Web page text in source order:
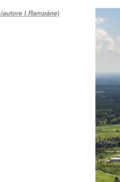
(autore I.Rampāne)